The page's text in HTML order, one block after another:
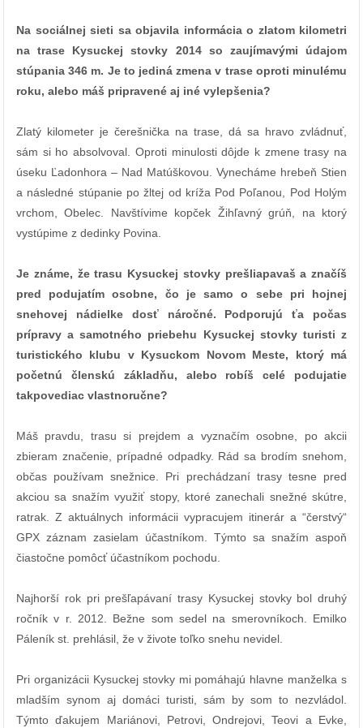
Na sociálnej sieti sa objavila informácia o zlatom kilometri
na trase Kysuckej stovky 2014 so zaujímavými údajom
stúpania 346 m. Je to jediná zmena v trase oproti minulému
roku, alebo máš pripravené aj iné vylepšenia?
Zlatý kilometer je čerešnička na trase, dá sa hravo zvládnuť,
sám si ho absolvoval. Oproti minulosti dôjde k zmene trasy na
úseku Ľadonhora – Nad Matúškovou. Vynecháme hrebeň Stien
a následné stúpanie po žltej od kríža Pod Poľanou, Pod Holým
vrchom, Obelec. Navštívime kopček Žihľavný grúň, na ktorý
vystúpime z dedinky Povina.
Je známe, že trasu Kysuckej stovky prešliapavaš a značíš
pred podujatím osobne, čo je samo o sebe pri hojnej
snehovej nádielke dosť náročné. Podporujú ťa počas
prípravy a samotného priebehu Kysuckej stovky turisti z
turistického klubu v Kysuckom Novom Meste, ktorý má
početnú členskú základňu, alebo robíš celé podujatie
takpovediac vlastnoručne?
Máš pravdu, trasu si prejdem a vyznačím osobne, po akcii
zbieram značenie, prípadné odpadky. Rád sa brodím snehom,
občas používam snežnice. Pri prechádzaní trasy tesne pred
akciou sa snažím využiť stopy, ktoré zanechali snežné skútre,
ratrak. Z aktuálnych informácii vypracujem itinerár a “čerstvý“
GPX záznam zasielam účastníkom. Týmto sa snažím aspoň
čiastočne pomôcť účastníkom pochodu.
Najhorší rok pri prešľapávaní trasy Kysuckej stovky bol druhý
ročník v r. 2012. Bežne som sedel na smerovníkoch. Emilko
Páleník st. prehlásil, že v živote toľko snehu nevidel.
Pri organizácii Kysuckej stovky mi pomáhajú hlavne manželka s
mladším synom aj domáci turisti, sám by som to nezvládol.
Týmto ďakujem Mariánovi, Petrovi, Ondrejovi, Teovi a Evke,